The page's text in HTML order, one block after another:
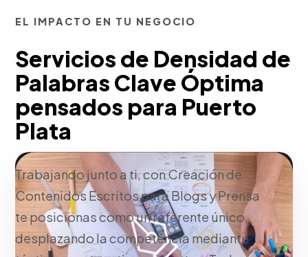
EL IMPACTO EN TU NEGOCIO
Servicios de Densidad de
Palabras Clave Óptima
pensados para Puerto
Plata
Trabajando junto a ti, con Creación de
Contenidos Escritos para Blogs y Prensa
te posicionas como un referente único,
desplazando la competencia mediante